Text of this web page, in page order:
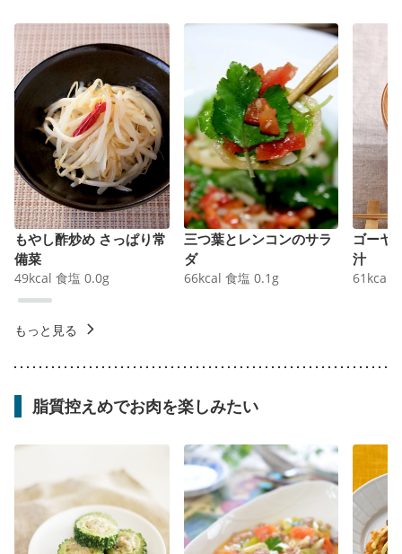
もやし酢炒め さっぱり常
備菜
49kcal 食塩 0.0g
三つ葉とレンコンのサラ
ダ
66kcal 食塩 0.1 g
ゴーヤ
汁
61 kcal
もっと見る
脂質控えめでお肉を楽しみたい